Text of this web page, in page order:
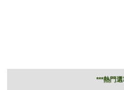
***熱門